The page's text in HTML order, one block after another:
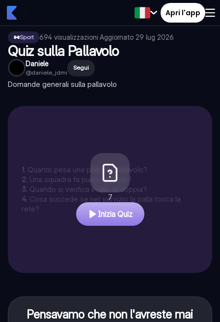
Apri l'app
Sport 694 visualizzazioni·Aggiornato 29 lug 2026
Quiz sulla Pallavolo
Daniele
@daniele_jdmi
Segui
Domande generali sulla pallavolo
1. Quanto pesa una palla da pallavolo?
2. Una squadra fa punto quando?
3. Quando si verifica il fallo di doppia?
4. Cosa succede se nel servizio la palla tocca la
rete?
7
Inizia Quiz
Pensavamo che non l'avreste mai